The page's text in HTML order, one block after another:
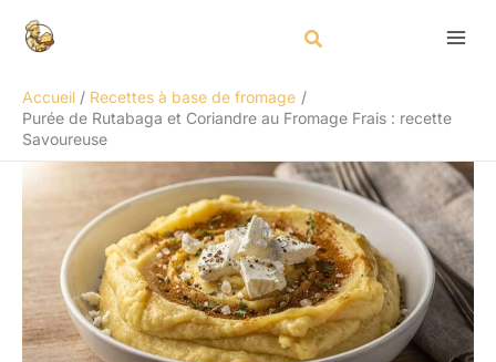
Accueil
Recettes à base de fromage
Purée de Rutabaga et Coriandre au Fromage Frais : recette
Savoureuse